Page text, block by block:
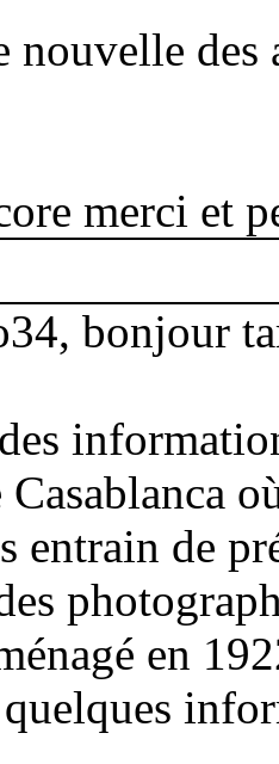
nouvelle
merci et
bonjour
entrain de
en